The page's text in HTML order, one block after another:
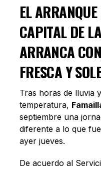
EL
CAPITAL DE
ARRANCA
FRESCA Y
Tras horas de lluvia
temperatura,
septiembre una
diferente a lo que
ayer jueves.
De acuerdo al